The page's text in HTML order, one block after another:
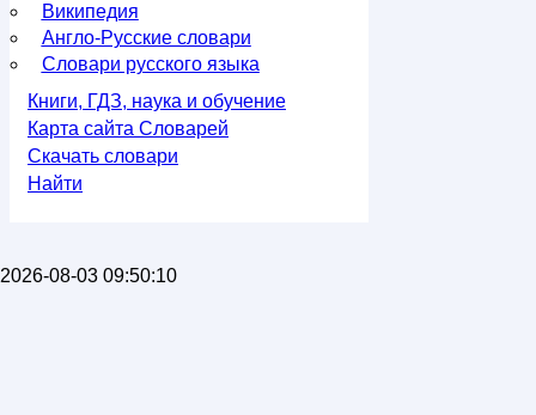
Википедия
Англо-Русские словари
Словари русского языка
Книги, ГДЗ, наука и обучение
Карта сайта Словарей
Скачать словари
Найти
2026-08-03 09:50:10